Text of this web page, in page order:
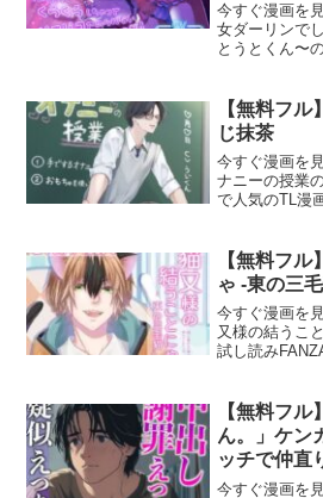
今すぐ漫画を
女ダーリンで
とうとくん〜
し読みサンプ
ークル）は
【無料フル
じ抹茶
今すぐ漫画を
ナニーの授業
で人気のTL漫
オナニーの授
像2オ
【無料フ
ゃ -東の三
今すぐ漫画を
又様の結うこ
試し読み
ークル）は今
【無料フ
ん。」ケン
ッチで仲直
ワルな彼の
今すぐ漫画を